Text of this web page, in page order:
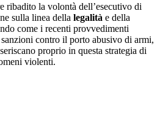
ribadito la volontà dell’esecutivo di
sulla linea della legalità e della
come i recenti provvedimenti
contro il porto abusivo di armi,
proprio in questa strategia di
violenti.